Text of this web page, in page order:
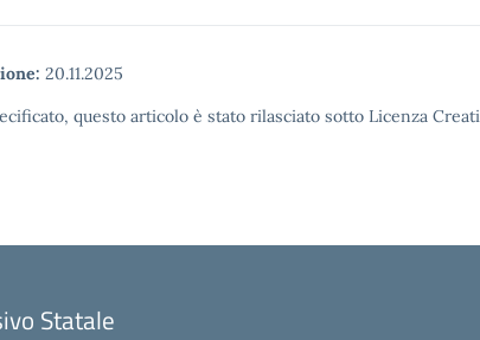
20.11.2025
questo articolo è stato rilasciato sotto Licenza
Statale